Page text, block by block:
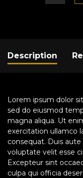
Description
Lorem ipsum dolor
sed do eiusmod
magna aliqua. Ut
exercitation ullamco
consequat. Duis
voluptate velit esse
Excepteur sint
culpa qui officia